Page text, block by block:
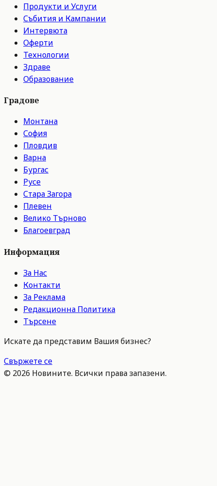
Продукти и Услуги
Събития и Кампании
Интервюта
Оферти
Технологии
Здраве
Образование
Градове
Монтана
София
Пловдив
Варна
Бургас
Русе
Стара Загора
Плевен
Велико Търново
Благоевград
Информация
За Нас
Контакти
За Реклама
Редакционна Политика
Търсене
Искате да представим Вашия бизнес?
Свържете се
© 2026 Новините. Всички права запазени.